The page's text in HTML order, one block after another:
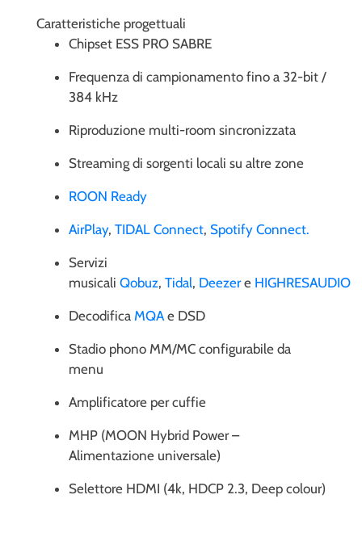
Caratteristiche progettuali
Chipset ESS PRO SABRE
Frequenza di campionamento fino a 32-bit /
384 kHz
Riproduzione multi-room sincronizzata
Streaming di sorgenti locali su altre zone
ROON Ready
AirPlay, TIDAL Connect, Spotify Connect.
Servizi
musicali Qobuz, Tidal, Deezere HIGHRESAUDIO
Decodifica MQA e DSD
Stadio phono MM/MC configurabile da
menu
Amplificatore per cuffie
MHP (MOON Hybrid Power –
Alimentazione universale)
Selettore HDMI (4k, HDCP 2.3, Deep colour)